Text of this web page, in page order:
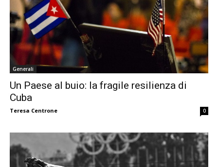
Generali
Un Paese al buio: la fragile resilienza di
Cuba
Teresa Centrone 0